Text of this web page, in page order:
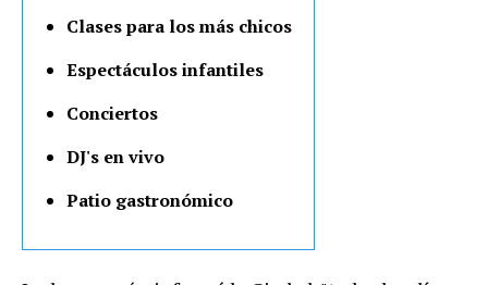
Clases para los más chicos
Espectáculos infantiles
Conciertos
DJ's en vivo
Patio gastronómico